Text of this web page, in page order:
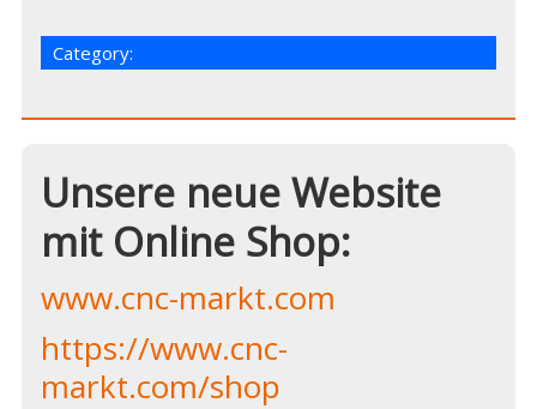
Category:
Unsere neue Website
mit Online Shop:
www.cnc-markt.com
https://www.cnc-
markt.com/shop